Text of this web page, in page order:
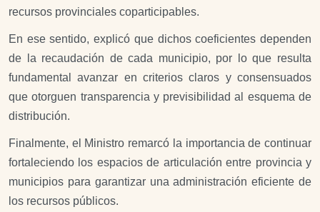
recursos provinciales coparticipables.
En ese sentido, explicó que dichos coeficientes dependen
de la recaudación de cada municipio, por lo que resulta
fundamental avanzar en criterios claros y consensuados
que otorguen transparencia y previsibilidad al esquema de
distribución.
Finalmente, el Ministro remarcó la importancia de continuar
fortaleciendo los espacios de articulación entre provincia y
municipios para garantizar una administración eficiente de
los recursos públicos.